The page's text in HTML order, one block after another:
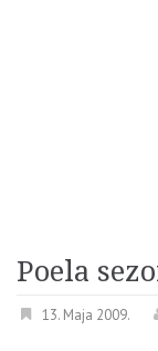
Poela
13. Maja 2009.